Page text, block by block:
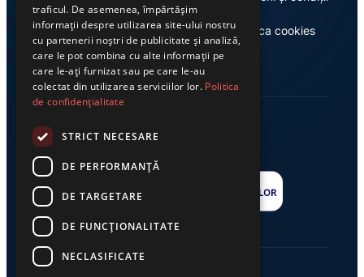
Casa de editură Exclusiv Politica cookies
traficul. De asemenea, împărtășim
informații despre utilizarea site-ului nostru
cu partenerii noștri de publicitate și analiză,
care le pot combina cu alte informații pe
care le-ați furnizat sau pe care le-au
colectat din utilizarea serviciilor lor. Politica
de confidențialitate
STRICT NECESARE
DE PERFORMANȚĂ
DE TARGETARE
DE FUNCŢIONALITATE
NECLASIFICATE